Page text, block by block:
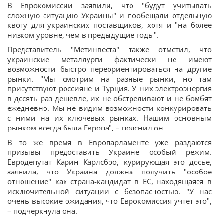
В Еврокомиссии заявили, что "будут учитывать
сложную ситуацию Украины" и пообещали отдельную
квоту для украинских поставщиков, хотя и "на более
низком уровне, чем в предыдущие годы".
Представитель "Метинвеста" также отметил, что
украинские металлурги фактически не имеют
возможности быстро переориентироваться на другие
рынки. "Мы смотрим на разные рынки, но там
присутствуют россияне и Турция. У них электроэнергия
в десять раз дешевле, их не обстреливают и не бомбят
ежедневно. Мы не видим возможности конкурировать
с ними на их ключевых рынках. Нашим основным
рынком всегда была Европа", – пояснил он.
В то же время в Европарламенте уже раздаются
призывы предоставить Украине особый режим.
Евродепутат Карин Карлсбро, курирующая это досье,
заявила, что Украина должна получить "особое
отношение" как страна-кандидат в ЕС, находящаяся в
исключительной ситуации с безопасностью. "У нас
очень высокие ожидания, что Еврокомиссия учтет это",
– подчеркнула она.